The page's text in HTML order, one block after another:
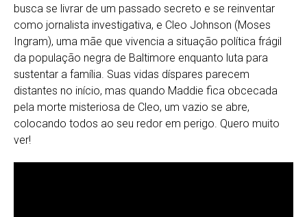
busca se livrar de um passado secreto e se reinventar
como jornalista investigativa, e Cleo Johnson (Moses
Ingram), uma mãe que vivencia a situação política frágil
da população negra de Baltimore enquanto luta para
sustentar a família. Suas vidas díspares parecem
distantes no início, mas quando Maddie fica obcecada
pela morte misteriosa de Cleo, um vazio se abre,
colocando todos ao seu redor em perigo. Quero muito
ver!